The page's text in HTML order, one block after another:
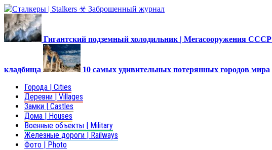
Гигантский подземный холодильник | Мегасооружения СССР
кладбища 10 самых удивительных потерянных городов мира
Города | Cities
Деревни | Villages
Замки | Castles
Дома | Houses
Военные объекты | Military
Железные дороги | Railways
Фото | Photo